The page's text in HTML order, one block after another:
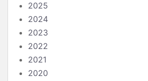
2025
2024
2023
2022
2021
2020